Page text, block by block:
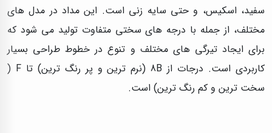
سفید، اسکیس، و حتی سایه‌ زنی است. این مداد در مدل‌ های
مختلف، از جمله با درجه‌ های سختی متفاوت تولید می‌ شود که
برای ایجاد تیرگی‌ های مختلف و تنوع در خطوط طراحی بسیار
کاربردی است. درجات از 8B (نرم ترین و پر رنگ ترین) تا F (
سخت ترین و کم رنگ ترین) است.